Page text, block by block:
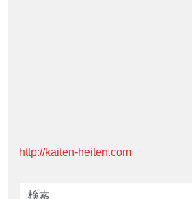
http://kaiten-heiten.com